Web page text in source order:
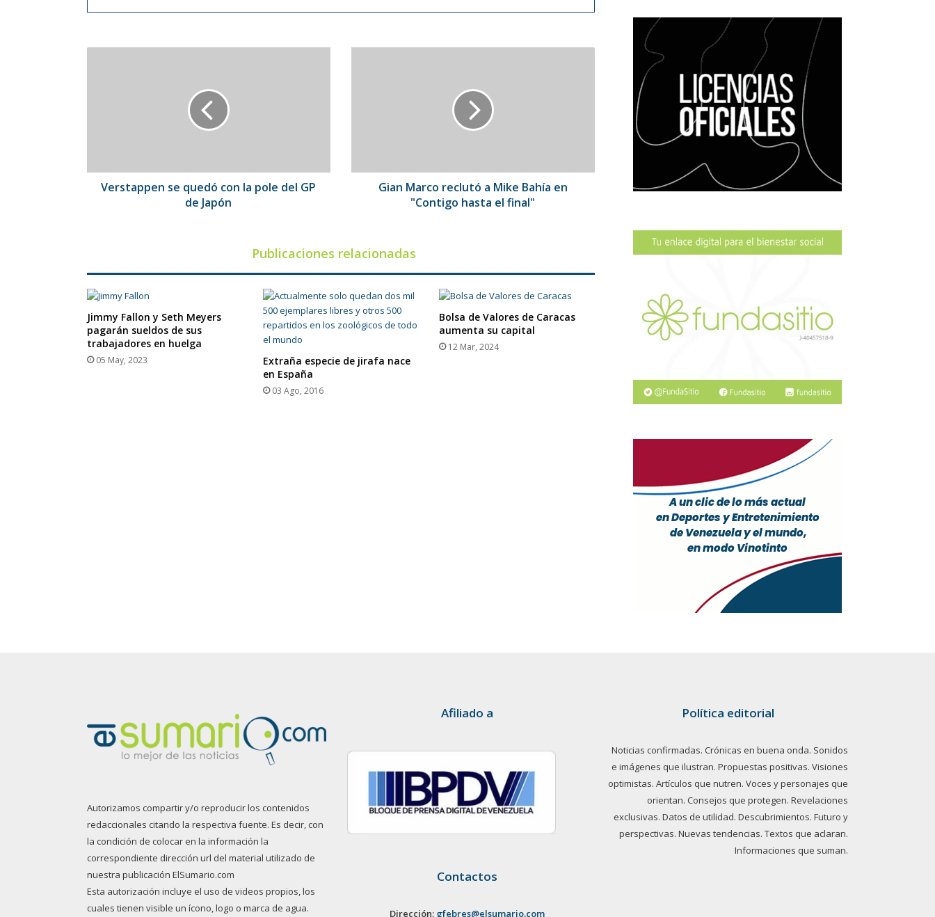
de
JapónVerstappen se quedó con la pole del GP
de Japón
hasta
Gian Marco reclutó a Mike Bahía en
"Contigo hasta el final"
Publicaciones relacionadas
Jimmy Fallon y Seth Meyers
pagarán sueldos de sus
trabajadores en huelga
05 May, 2023
Extraña especie de jirafa nace
en España
03 Ago, 2016
Bolsa de Valores de Caracas
aumenta su capital
12 Mar, 2024
Autorizamos compartir y/o reproducir los contenidos
redaccionales citando la respectiva fuente. Es decir, con
la condición de colocar en la información la
correspondiente dirección url del material utilizado de
nuestra publicación ElSumario.com
Esta autorización incluye el uso de videos propios, los
cuales tienen visible un ícono, logo o marca de agua.
Afiliado a
Contactos
Dirección: gfebres@elsumario.com
Política editorial
Noticias confirmadas. Crónicas en buena onda. Sonidos
e imágenes que ilustran. Propuestas positivas. Visiones
optimistas. Artículos que nutren. Voces y personajes que
orientan. Consejos que protegen. Revelaciones
exclusivas. Datos de utilidad. Descubrimientos. Futuro y
perspectivas. Nuevas tendencias. Textos que aclaran.
Informaciones que suman.